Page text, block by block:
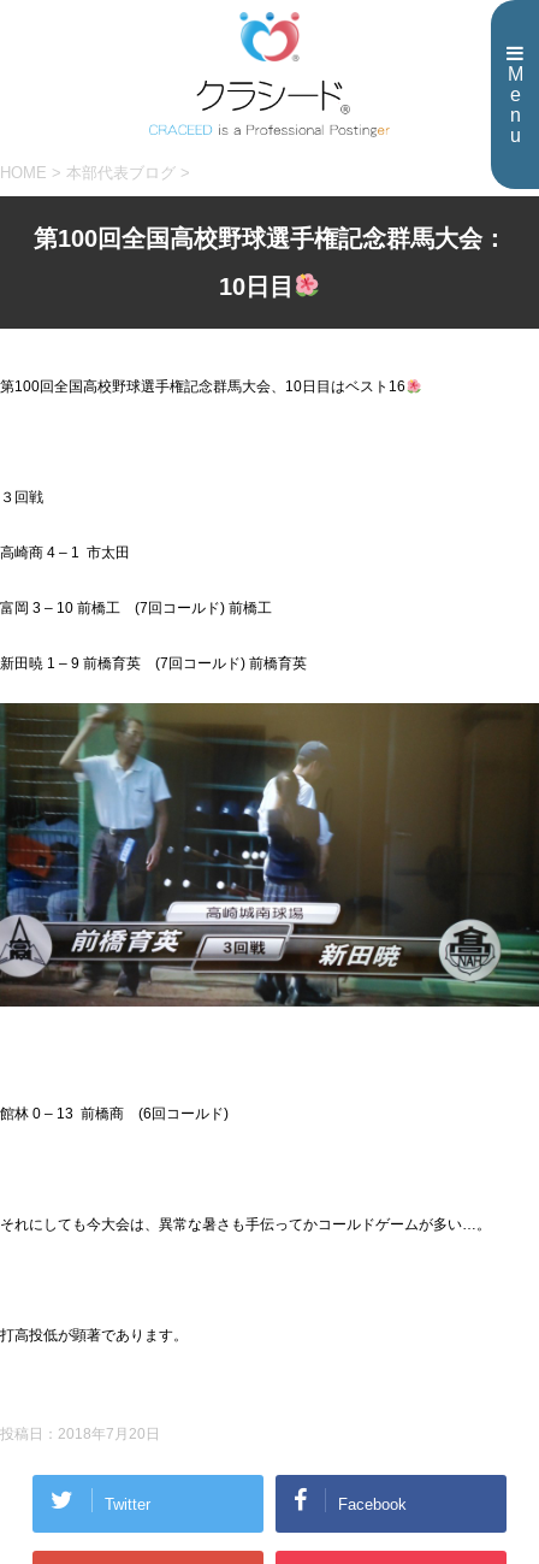
M
e
n
u
HOME > 本部代表ブログ >
第100回全国高校野球選手権記念群馬大会：
10日目
第100回全国高校野球選手権記念群馬大会、10日目はベスト16
３回戦
高崎商 4 – 1 市太田
富岡 3 – 10 前橋工 (7回コールド) 前橋工
新田暁 1 – 9 前橋育英 (7回コールド) 前橋育英
館林 0 – 13 前橋商 (6回コールド)
それにしても今大会は、異常な暑さも手伝ってかコールドゲームが多い…。
打高投低が顕著であります。
投稿日： 2018年7月20日
Twitter Facebook